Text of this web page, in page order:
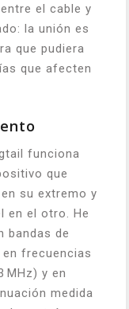
el cable y
la unión es
que pudiera
que afecten
funciona
que
su extremo y
en el otro. He
bandas de
en frecuencias
MHz) y en
medida